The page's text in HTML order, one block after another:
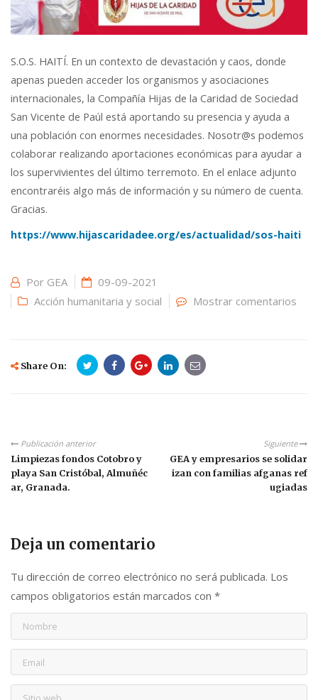
S.O.S. HAITÍ. En un contexto de devastación y caos, donde
apenas pueden acceder los organismos y asociaciones
internacionales, la Compañía Hijas de la Caridad de Sociedad
San Vicente de Paúl está aportando su presencia y ayuda a
una población con enormes necesidades. Nosotr@s podemos
colaborar realizando aportaciones económicas para ayudar a
los supervivientes del último terremoto. En el enlace adjunto
encontraréis algo más de información y su número de cuenta.
Gracias.
https://www.hijascaridadee.org/es/actualidad/sos-haiti
Por GEA
09-09-2021
Acción humanitaria y social
Mostrar comentarios
Share On:
Publicación anterior
Limpiezas fondos Cotobro y
playa San Cristóbal, Almuñéc
ar, Granada.
Siguiente
GEA y empresarios se solidar
izan con familias afganas ref
ugiadas
Deja un comentario
Tu dirección de correo electrónico no será publicada. Los
campos obligatorios están marcados con *